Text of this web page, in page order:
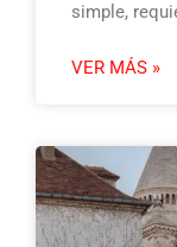
simple,
VER MÁS »